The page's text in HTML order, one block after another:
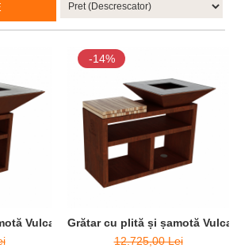
Vulcanus Pro 910 Masterchef
-14%
Grătar cu plită și șamotă
12.725,00 Lei